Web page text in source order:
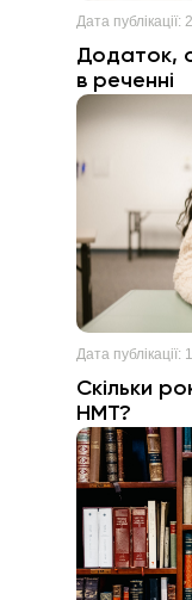
Дата публікації:
Додаток,
в реченні
Дата публікації:
Скільки
НМТ?